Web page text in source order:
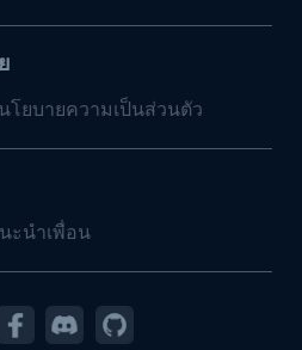
นโยบายความเป็นส่วนตัว
ะนำเพื่อน